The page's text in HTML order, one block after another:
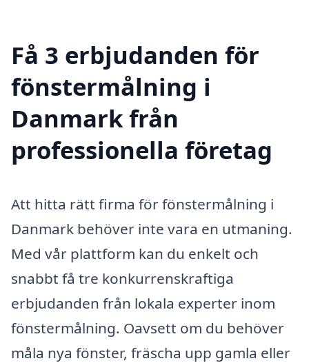
Få 3 erbjudanden för
fönstermålning i
Danmark från
professionella företag
Att hitta rätt firma för fönstermålning i
Danmark behöver inte vara en utmaning.
Med vår plattform kan du enkelt och
snabbt få tre konkurrenskraftiga
erbjudanden från lokala experter inom
fönstermålning. Oavsett om du behöver
måla nya fönster, fräscha upp gamla eller